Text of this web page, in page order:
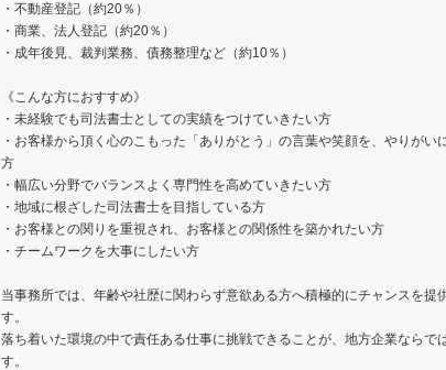
・不動産登記（約20％）
・商業、法人登記（約20％）
・成年後見、裁判業務、債務整理など（約10％）
《こんな方におすすめ》
・未経験でも司法書士としての実績をつけていきたい方
・お客様から頂く心のこもった「ありがとう」の言葉や笑顔を、やりがい
方
・幅広い分野でバランスよく専門性を高めていきたい方
・地域に根ざした司法書士を目指している方
・お客様との関りを重視され、お客様との関係性を築かれたい方
・チームワークを大事にしたい方
当事務所では、年齢や社歴に関わらず意欲ある方へ積極的にチャンスを提
す。
落ち着いた環境の中で責任ある仕事に挑戦できることが、地方企業ならで
す。